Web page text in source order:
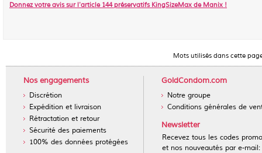
Donnez votre avis sur l'article 144 préservatifs KingSizeMax de Manix !
Mots utilisés dans cette
Nos engagements
Discrétion
Expédition et livraison
Rétractation et retour
Sécurité des paiements
100% des données protégées
GoldCondom.com
Notre groupe
Conditions générales de
Newsletter
Recevez tous les codes
et nos nouveautés par e-mail: